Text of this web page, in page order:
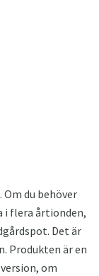
du behöver
i flera årtionden,
Det är
Produkten är en
om